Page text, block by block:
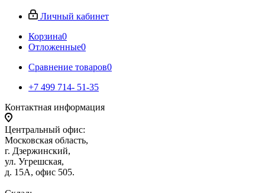
Личный кабинет
Корзина0
Отложенные0
Сравнение товаров0
+7 499 714- 51-35
Контактная информация
Центральный офис:
Московская область,
г. Дзержинский,
ул. Угрешская,
д. 15А, офис 505.